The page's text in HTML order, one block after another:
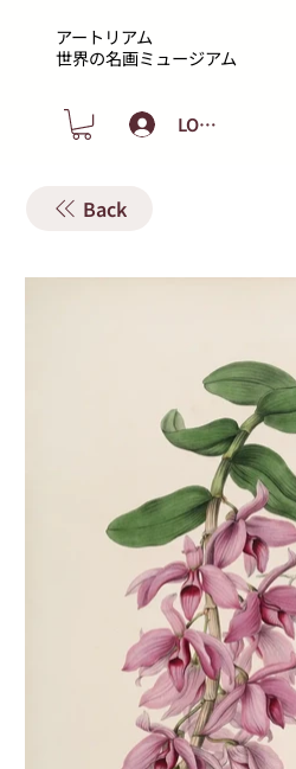
アートリアム
​世界の名画ミュージアム
LOGIN
Back